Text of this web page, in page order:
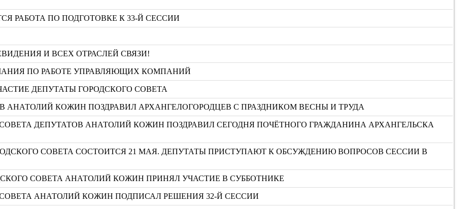
РАБОТА ПО ПОДГОТОВКЕ К 33-Й СЕССИИ
И ВСЕХ ОТРАСЛЕЙ СВЯЗИ!
ПО РАБОТЕ УПРАВЛЯЮЩИХ КОМПАНИЙ
ДЕПУТАТЫ ГОРОДСКОГО СОВЕТА
АНАТОЛИЙ КОЖИН ПОЗДРАВИЛ АРХАНГЕЛОГОРОДЦЕВ С ПРАЗДНИКОМ ВЕСНЫ И ТРУДА
ДЕПУТАТОВ АНАТОЛИЙ КОЖИН ПОЗДРАВИЛ СЕГОДНЯ ПОЧЁТНОГО ГРАЖДАНИНА АРХАНГЕЛЬСКА
СОВЕТА СОСТОИТСЯ 21 МАЯ. ДЕПУТАТЫ ПРИСТУПАЮТ К ОБСУЖДЕНИЮ ВОПРОСОВ СЕССИИ В
СОВЕТА АНАТОЛИЙ КОЖИН ПРИНЯЛ УЧАСТИЕ В СУББОТНИКЕ
АНАТОЛИЙ КОЖИН ПОДПИСАЛ РЕШЕНИЯ 32-Й СЕССИИ